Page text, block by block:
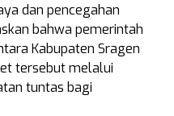
dan pencegahan
bahwa pemerintah
Kabupaten Sragen
tersebut melalui
tuntas bagi